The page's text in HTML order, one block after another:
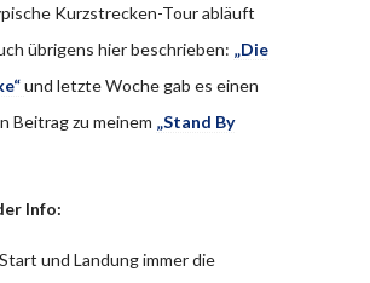
Kurzstrecken-Tour abläuft
übrigens hier beschrieben: „Die
und letzte Woche gab es einen
Beitrag zu meinem „Stand By
Info:
und Landung immer die